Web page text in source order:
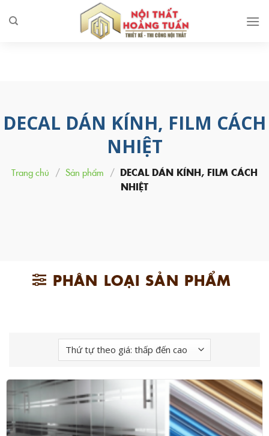
DECAL DÁN KÍNH, FILM CÁCH
NHIỆT
Trang chủ / Sản phẩm / DECAL DÁN KÍNH, FILM CÁCH
NHIỆT
PHÂN LOẠI SẢN PHẨM